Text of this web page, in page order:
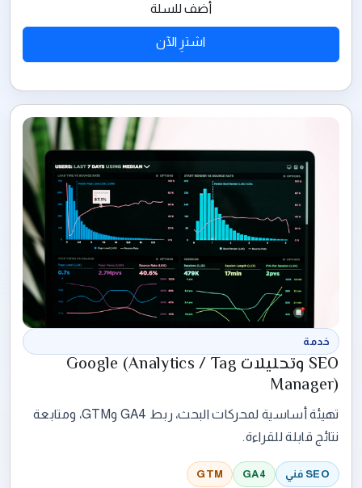
أضف للسلة
اشترِ الآن
خدمة
SEO وتحليلات Google (Analytics / Tag
Manager)
تهيئة أساسية لمحركات البحث، ربط GA4 وGTM، ومتابعة
نتائج قابلة للقراءة.
SEO فني GA4
GTM